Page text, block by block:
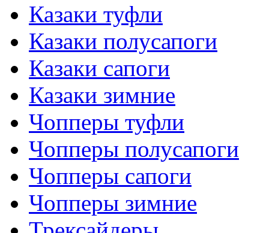
Казаки туфли
Казаки полусапоги
Казаки сапоги
Казаки зимние
Чопперы туфли
Чопперы полусапоги
Чопперы сапоги
Чопперы зимние